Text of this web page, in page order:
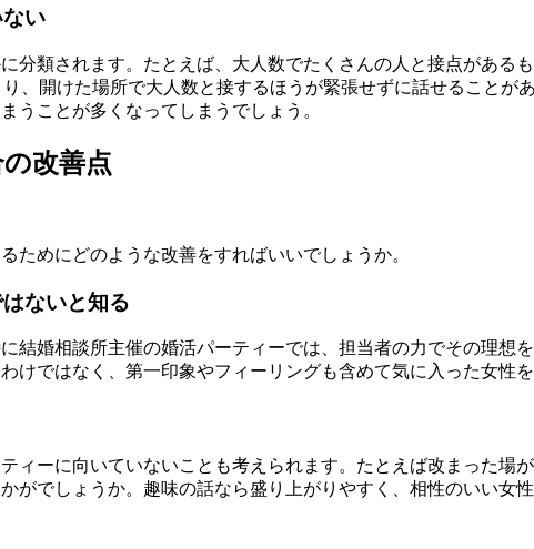
い
分類されます。たとえば、 大人数でたくさんの人と接点がある
、開けた場所で大人数と接するほうが緊張せずに話せることが
うことが多くなってしまうでしょう。
改善点
ためにどのような改善をすればいいでしょうか。
ないと知る
結婚相談所主催の婚活パーティーでは、担当者の力でその理想
けではなく、第一印象やフィーリングも含めて気に入った女性
ィーに向いていないことも考えられます。 たとえば改まった場
がでしょうか。趣味の話なら盛り上がりやすく、相性のいい女